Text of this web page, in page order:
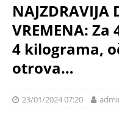
NAJZDRAVIJA
VREMENA:
4 kilograma,
otrova…
23/01/2024 07:20